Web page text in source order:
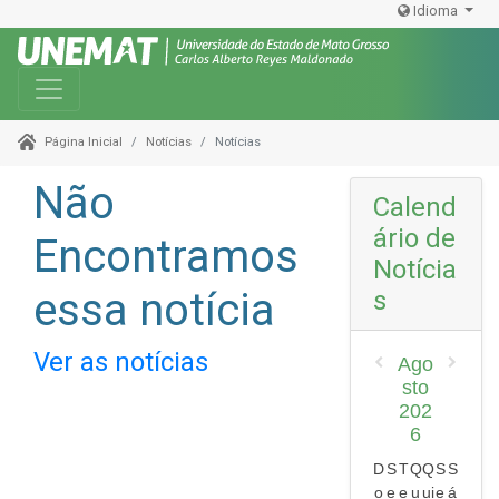
Idioma
Toggle navigation
Página Inicial Notícias Notícias
Não
Encontramos
essa notícia
Ver as notícias
Calend
ário de
Notícia
s
Ago
sto
202
6
D
o
S
e
T
e
Q
u
Q
ui
S
e
S
á